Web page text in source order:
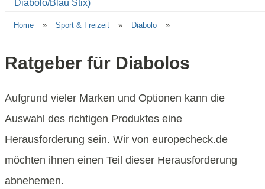
Home » Sport & Freizeit » Diabolo »
Ratgeber für Diabolos
Aufgrund vieler Marken und Optionen kann die
Auswahl des richtigen Produktes eine
Herausforderung sein. Wir von europecheck.de
möchten ihnen einen Teil dieser Herausforderung
abnehemen.